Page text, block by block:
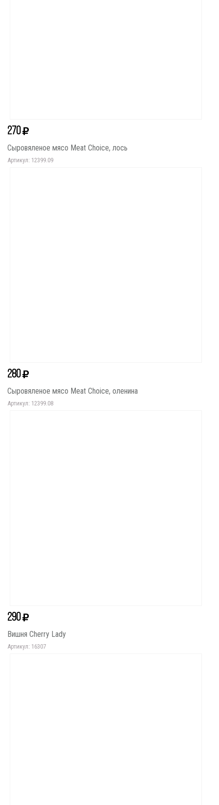
270
Сыровяленое мясо Meat Choice, лось
Артикул: 12399.09
280
Сыровяленое мясо Meat Choice, оленина
Артикул: 12399.08
290
Вишня Cherry Lady
Артикул: 16307